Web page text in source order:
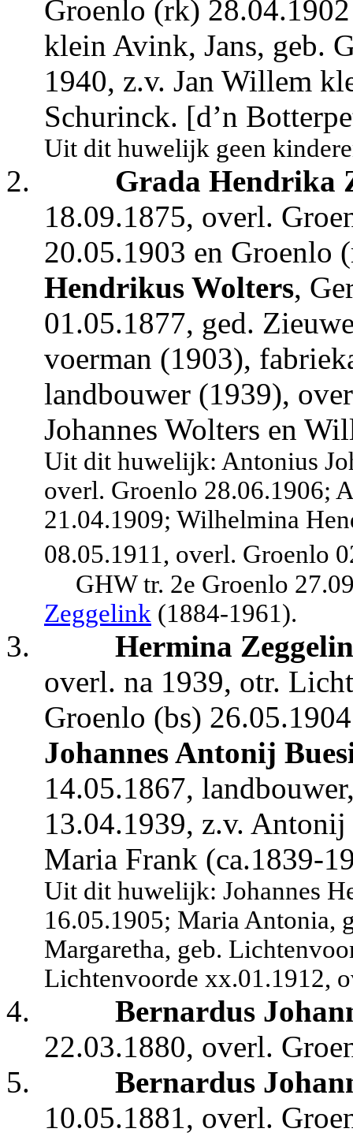
Groenlo (rk)
klein Avink, Jans, geb.
1940, z.v. Jan Willem
Schurinck. [d’n
Uit dit huwelijk geen
2.
Grada Hendrika
18.09.1875, overl.
20.05.1903 en Groenlo
Hendrikus Wolters,
01.05.1877, ged.
voerman (1903),
landbouwer (1939),
Johannes Wolters en
Uit dit huwelijk: Antonius
overl. Groenlo 28.06.1906;
21.04.1909; Wilhelmina
08.05.1911, overl. Groenlo
GHW tr. 2e Groenlo
Zeggelink (1884-1961).
3.
Hermina
overl. na 1939, otr.
Groenlo (bs)
Johannes Antonij
14.05.1867,
13.04.1939, z.v.
Maria Frank (ca.1839-
Uit dit huwelijk: Johannes
16.05.1905; Maria Antonia,
Margaretha, geb.
Lichtenvoorde xx.01.1912,
4.
Bernardus
22.03.1880, overl.
5.
Bernardus
10.05.1881, overl.